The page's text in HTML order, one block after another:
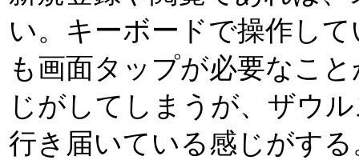
い。キーボードで操作し
も画面タップが必要なこ
じがしてしまうが、ザウ
行き届いている感じがする